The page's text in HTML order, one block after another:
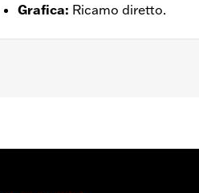
Grafica: Ricamo diretto.